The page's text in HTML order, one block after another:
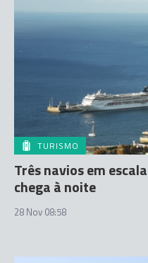
TURISMO
Três navios em
chega à noite
28 Nov 08:58